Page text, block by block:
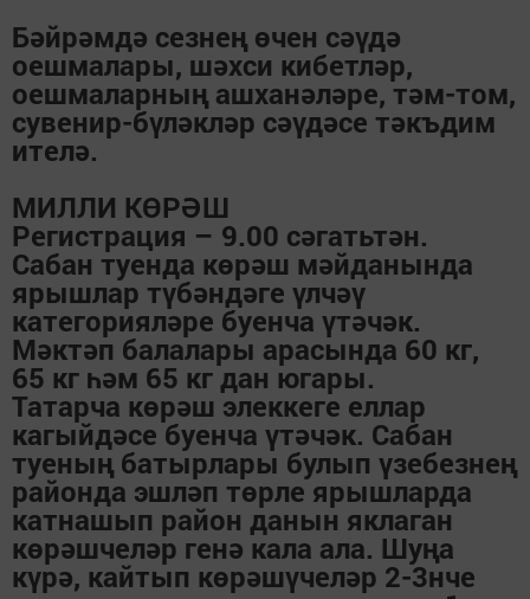
Бәйрәмдә сезнең өчен сәүдә
оешмалары, шәхси кибетләр,
оешмаларның ашханәләре, тәм-том,
сувенир-бүләкләр сәүдәсе тәкъдим
ителә.
МИЛЛИ КӨРӘШ
Регистрация – 9.00 сәгатьтән.
Сабан туенда көрәш мәйданында
ярышлар түбәндәге үлчәү
категорияләре буенча үтәчәк.
Мәктәп балалары арасында 60 кг,
65 кг һәм 65 кг дан югары.
Татарча көрәш элеккеге еллар
кагыйдәсе буенча үтәчәк. Сабан
туеның батырлары булып үзебезнең
районда эшләп төрле ярышларда
катнашып район данын яклаган
көрәшчеләр генә кала ала. Шуңа
күрә, кайтып көрәшүчеләр 2-3нче